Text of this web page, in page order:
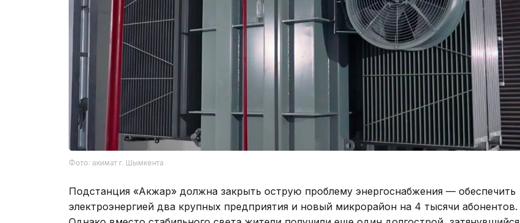
Фото: акимат г. Шымкента
Подстанция «Акжар» должна закрыть острую проблему энергоснабжения — обеспечить
электроэнергией два крупных предприятия и новый микрорайон на 4 тысячи абонентов.